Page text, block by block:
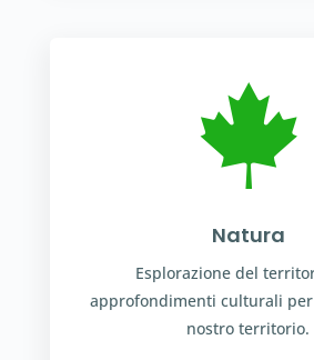

Natura
Esplorazione del
approfondimenti culturali per
nostro territorio.